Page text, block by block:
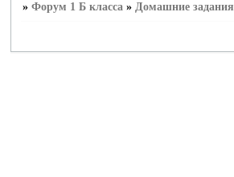
»Форум 1 Б класса »Домашние задания